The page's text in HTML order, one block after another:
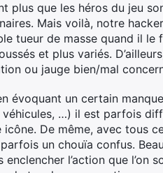
plus que les héros du jeu
Mais voilà, notre
tueur de masse quand il le
et plus variés.
ou jauge bien/mal
évoquant un certain
…) il est parfois
De même, avec tous
un chouïa confus.
l’action que l’on